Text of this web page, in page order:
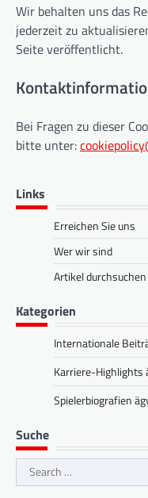
Wir behalten uns das
jederzeit zu
Seite veröffentlicht.
Bei Fragen zu dieser
bitte unter:
Links
Erreichen Sie uns
Wer wir sind
Artikel durchsuchen
Kategorien
Internationale
Karriere-Highlights
Spielerbiografien
Suche
Search
for: